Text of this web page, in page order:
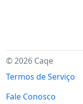
© 2026 Caqe
Termos de Serviço
Fale Conosco